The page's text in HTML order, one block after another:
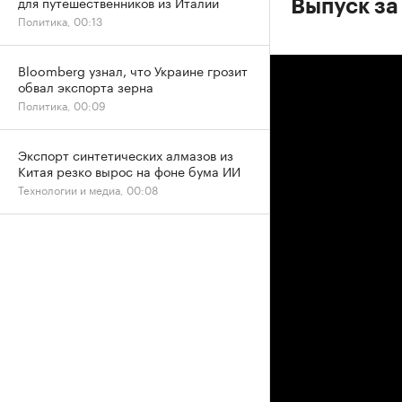
Выпуск
Политика, 00:13
Bloomberg узнал, что Украине грозит
обвал экспорта зерна
Политика, 00:09
Экспорт синтетических алмазов из
Китая резко вырос на фоне бума ИИ
Технологии и медиа, 00:08